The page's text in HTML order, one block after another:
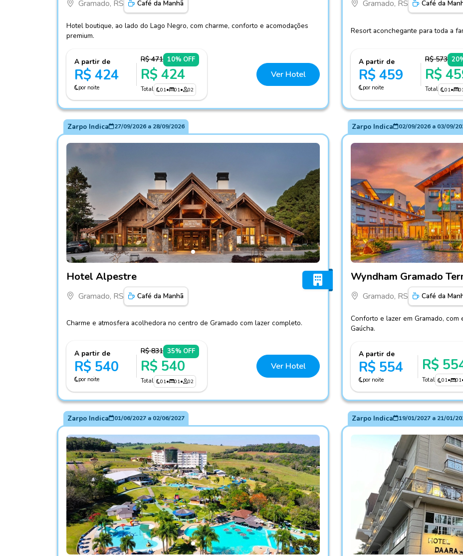
Gramado, RS Café da Manhã
Hotel boutique, ao lado do Lago Negro, com charme, conforto e acomodações
premium.
A partir de
R$ 424
por noite
R$ 471 10% OFF
R$ 424
Total 01• 01• 02
Ver Hotel
Gramado, RS Café da
Resort aconchegante para toda a
A partir de
R$ 459
por noite
R$ 573
R$
Total 01•
Zarpo Indica 27/09/2026a 28/09/2026
Hotel Alpestre
Gramado, RS Café da Manhã
Charme e atmosfera acolhedora no centro de Gramado com lazer completo.
A partir de
R$ 540
por noite
R$ 831 35% OFF
R$ 540
Total 01• 01• 02
Ver Hotel
Zarpo Indica 02/09/2026a 03/09/
Wyndham Gramado
Gramado, RS Café da
Conforto e lazer em Gramado,
Gaúcha.
A partir de
R$ 554
por noite
R$
Total 01• 01
Zarpo Indica 01/06/2027a 02/06/2027 Zarpo Indica 19/01/2027a 21/01/